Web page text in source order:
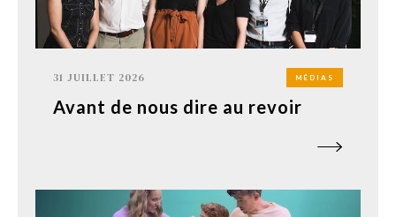
31 JUILLET 2026 MÉDIAS
Avant de nous dire au revoir